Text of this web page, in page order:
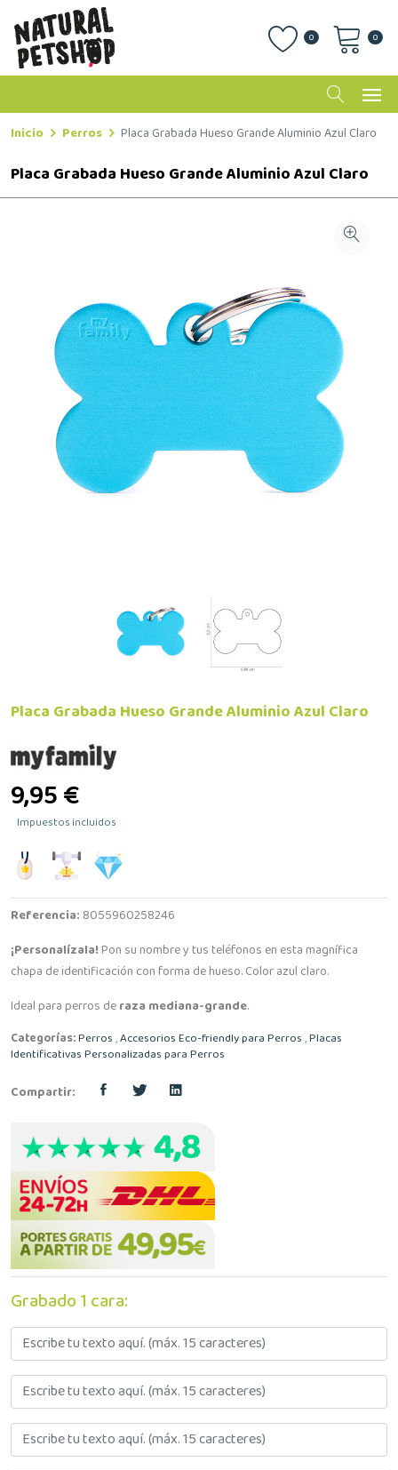
0 0
Inicio Perros Placa Grabada Hueso Grande Aluminio Azul Claro
Placa Grabada Hueso Grande Aluminio Azul Claro
Placa Grabada Hueso Grande Aluminio Azul Claro
9,95 €
Impuestos incluidos
Referencia: 8055960258246
¡Personalízala!Pon su nombre y tus teléfonos en esta magnífica
chapa de identificación con forma de hueso. Color azul claro.
Ideal para perros deraza mediana-grande.
Categorías:Perros,Accesorios Eco-friendly para Perros,Placas
Identificativas Personalizadas para Perros
Compartir:
Grabado 1 cara: